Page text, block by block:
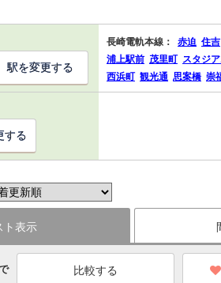
長崎電軌本線： 赤迫 住吉
浦上駅前 茂里町 スタジ
西浜町 観光通 思案橋 崇
駅を変更する
する
ト表示